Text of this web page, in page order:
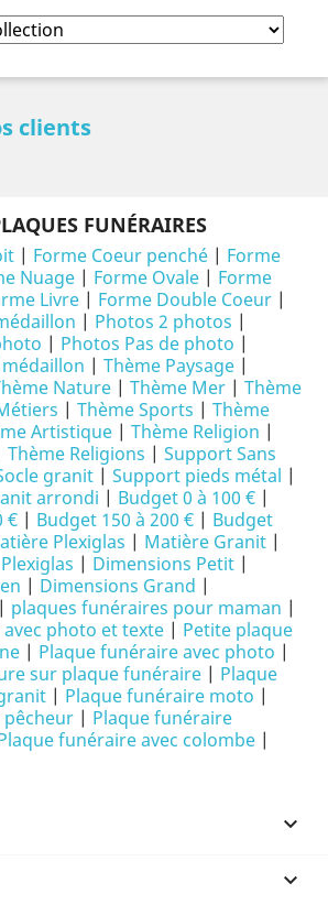
clients
FUNÉRAIRES
| Forme Coeur penché | Forme
Nuage | Forme Ovale | Forme
Livre | Forme Double Coeur |
| Photos 2 photos |
| Photos Pas de photo |
| Thème Paysage |
Nature | Thème Mer | Thème
| Thème Sports | Thème
Artistique | Thème Religion |
Thème Religions | Support Sans
granit | Support pieds métal |
arrondi | Budget 0 à 100 € |
€ | Budget 150 à 200 € | Budget
Plexiglas | Matière Granit |
| Dimensions Petit |
| Dimensions Grand |
| plaques funéraires pour maman |
photo et texte | Petite plaque
| Plaque funéraire avec photo |
sur plaque funéraire | Plaque
| Plaque funéraire moto |
| Plaque funéraire
funéraire avec colombe |

